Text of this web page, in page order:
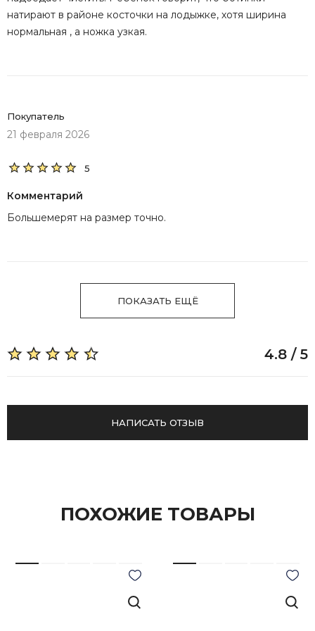
натирают в районе косточки на лодыжке, хотя ширина
нормальная , а ножка узкая.
Покупатель
21 февраля 2026
5
Комментарий
Большемерят на размер точно.
ПОКАЗАТЬ ЕЩЁ
4.8 / 5
НАПИСАТЬ ОТЗЫВ
ПОХОЖИЕ ТОВАРЫ